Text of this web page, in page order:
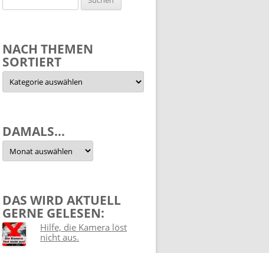
nach:
NACH THEMEN
SORTIERT
Nach
Themen
sortiert
DAMALS…
Damals…
DAS WIRD AKTUELL
GERNE GELESEN:
Hilfe, die Kamera löst
nicht aus.